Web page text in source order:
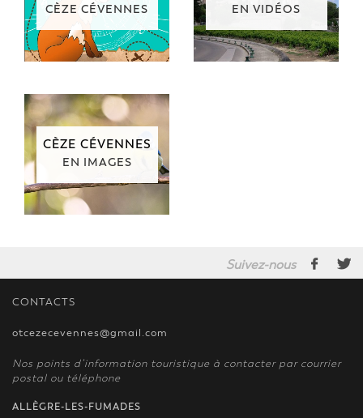
CÈZE CÉVENNES EN VIDÉOS
CÈZE CÉVENNES
EN IMAGES
Suivez-nous
CONTACTS
otcezecevennes@gmail.com
Nos points d’information touristique à contacter par courrier
postal ou téléphone
ALLÈGRE-LES-FUMADES